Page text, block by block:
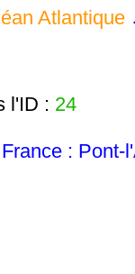
Atlantique
l'ID : 24
: Pont-